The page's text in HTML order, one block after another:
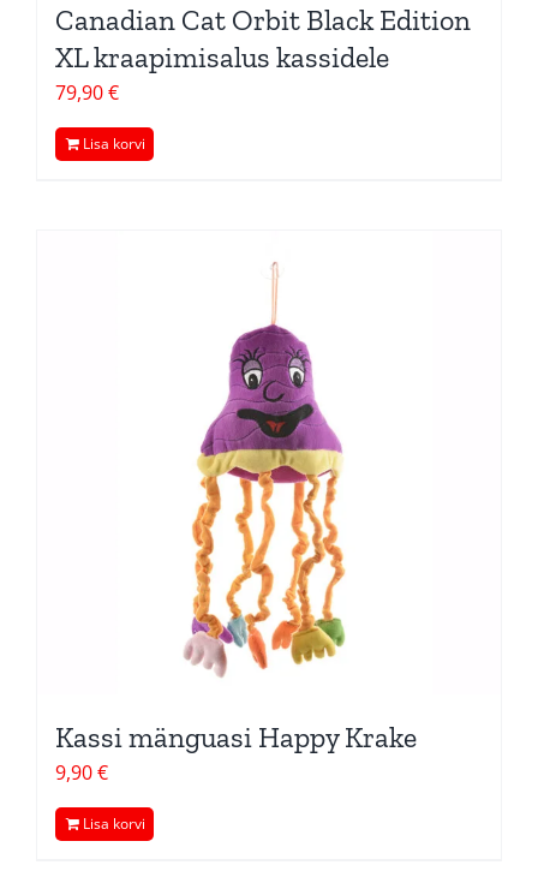
Canadian Cat Orbit Black Edition
XL kraapimisalus kassidele
79,90€
Lisa korvi
Kassi mänguasi Happy Krake
9,90€
Lisa korvi